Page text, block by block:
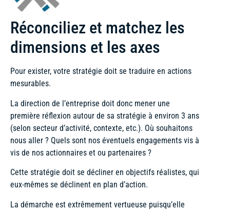
Réconciliez et matchez les
dimensions et les axes
Pour exister, votre stratégie doit se traduire en actions
mesurables.
La direction de l’entreprise doit donc mener une
première réflexion autour de sa stratégie à environ 3 ans
(selon secteur d’activité, contexte, etc.). Où souhaitons
nous aller ? Quels sont nos éventuels engagements vis à
vis de nos actionnaires et ou partenaires ?
Cette stratégie doit se décliner en objectifs réalistes, qui
eux-mêmes se déclinent en plan d’action.
La démarche est extrêmement vertueuse puisqu’elle